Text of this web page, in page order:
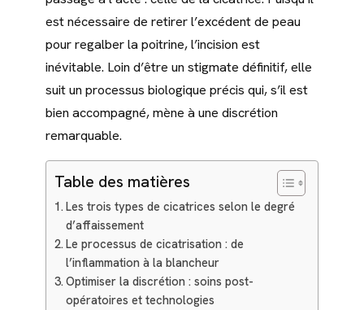
est nécessaire de retirer l’excédent de peau
pour regalber la poitrine, l’incision est
inévitable. Loin d’être un stigmate définitif, elle
suit un processus biologique précis qui, s’il est
bien accompagné, mène à une discrétion
remarquable.
Table des matières
Les trois types de cicatrices selon le degré
d’affaissement
Le processus de cicatrisation : de
l’inflammation à la blancheur
Optimiser la discrétion : soins post-
opératoires et technologies